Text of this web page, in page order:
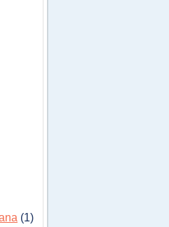
(1)